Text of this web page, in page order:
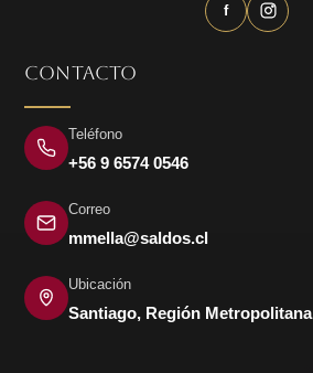
f
CONTACTO
Teléfono
+56 9 6574 0546
Correo
mmella@saldos.cl
Ubicación
Santiago, Región Metropolitana